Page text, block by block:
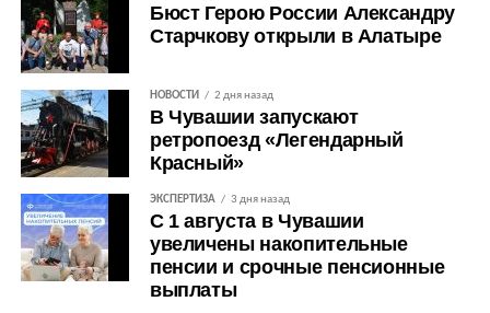
Бюст Герою России Александру
Старчкову открыли в Алатыре
НОВОСТИ 2 дня назад
В Чувашии запускают
ретропоезд «Легендарный
Красный»
ЭКСПЕРТИЗА 3 дня назад
С 1 августа в Чувашии
увеличены накопительные
пенсии и срочные пенсионные
выплаты